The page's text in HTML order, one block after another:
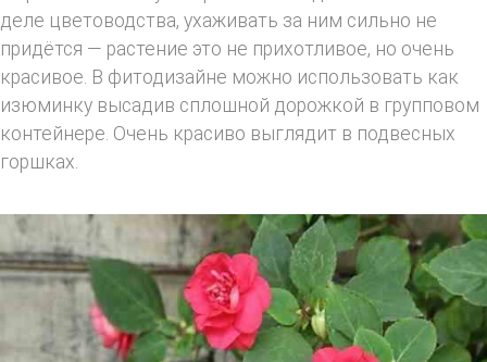
деле цветоводства, ухаживать за ним сильно не
придётся — растение это не прихотливое, но очень
красивое. В фитодизайне можно использовать как
изюминку высадив сплошной дорожкой в групповом
контейнере. Очень красиво выглядит в подвесных
горшках.